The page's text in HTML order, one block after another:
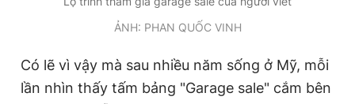
ẢNH: PHAN QUỐC VINH
Có lẽ vì vậy mà sau nhiều năm sống ở Mỹ, mỗi
lần nhìn thấy tấm bảng "Garage sale" cắm bên